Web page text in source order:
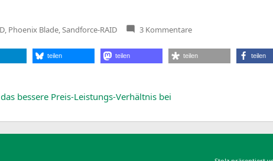
Phoenix Blade Sandforce-RAID 3 Kommentarezu
G.Skill
seine
480-
Series
teilen teilen teilen teilen
bessere Preis-Leistungs-Verhältnis bei